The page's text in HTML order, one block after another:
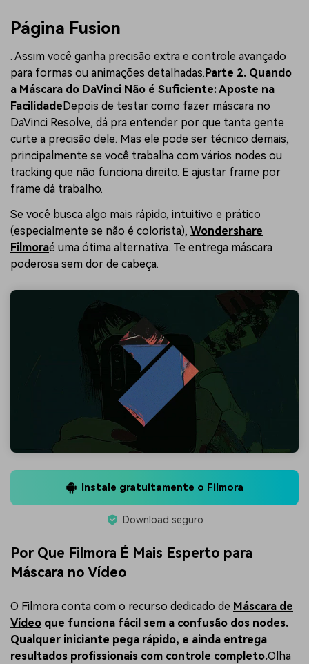
Página Fusion
. Assim você ganha precisão extra e controle avançado
para formas ou animações detalhadas.Parte 2. Quando
a Máscara do DaVinci Não é Suficiente: Aposte na
FacilidadeDepois de testar como fazer máscara no
DaVinci Resolve, dá pra entender por que tanta gente
curte a precisão dele. Mas ele pode ser técnico demais,
principalmente se você trabalha com vários nodes ou
tracking que não funciona direito. E ajustar frame por
frame dá trabalho.
Se você busca algo mais rápido, intuitivo e prático
(especialmente se não é colorista), Wondershare
Filmoraé uma ótima alternativa. Te entrega máscara
poderosa sem dor de cabeça.
Instale gratuitamente o Filmora
Download seguro
Por Que Filmora É Mais Esperto para
Máscara no Vídeo
O Filmora conta com o recurso dedicado de Máscara de
Vídeo que funciona fácil sem a confusão dos nodes.
Qualquer iniciante pega rápido, e ainda entrega
resultados profissionais com controle completo.Olha